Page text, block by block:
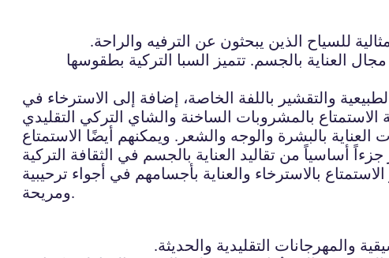
للسياح الذين يبحثون عن الترفيه والراحة.
العناية بالجسم. تتميز السبا التركية بطقوسها
والتقشير باللفة الخاصة، إضافة إلى الاسترخاء في
بالبشرة والوجه والشعر. ويمكنهم أيضًا الاستمتاع
بالاسترخاء والعناية بأجسامهم في أجواء ترحيبية
ومريحة.
والمهرجانات التقليدية والحديثة.